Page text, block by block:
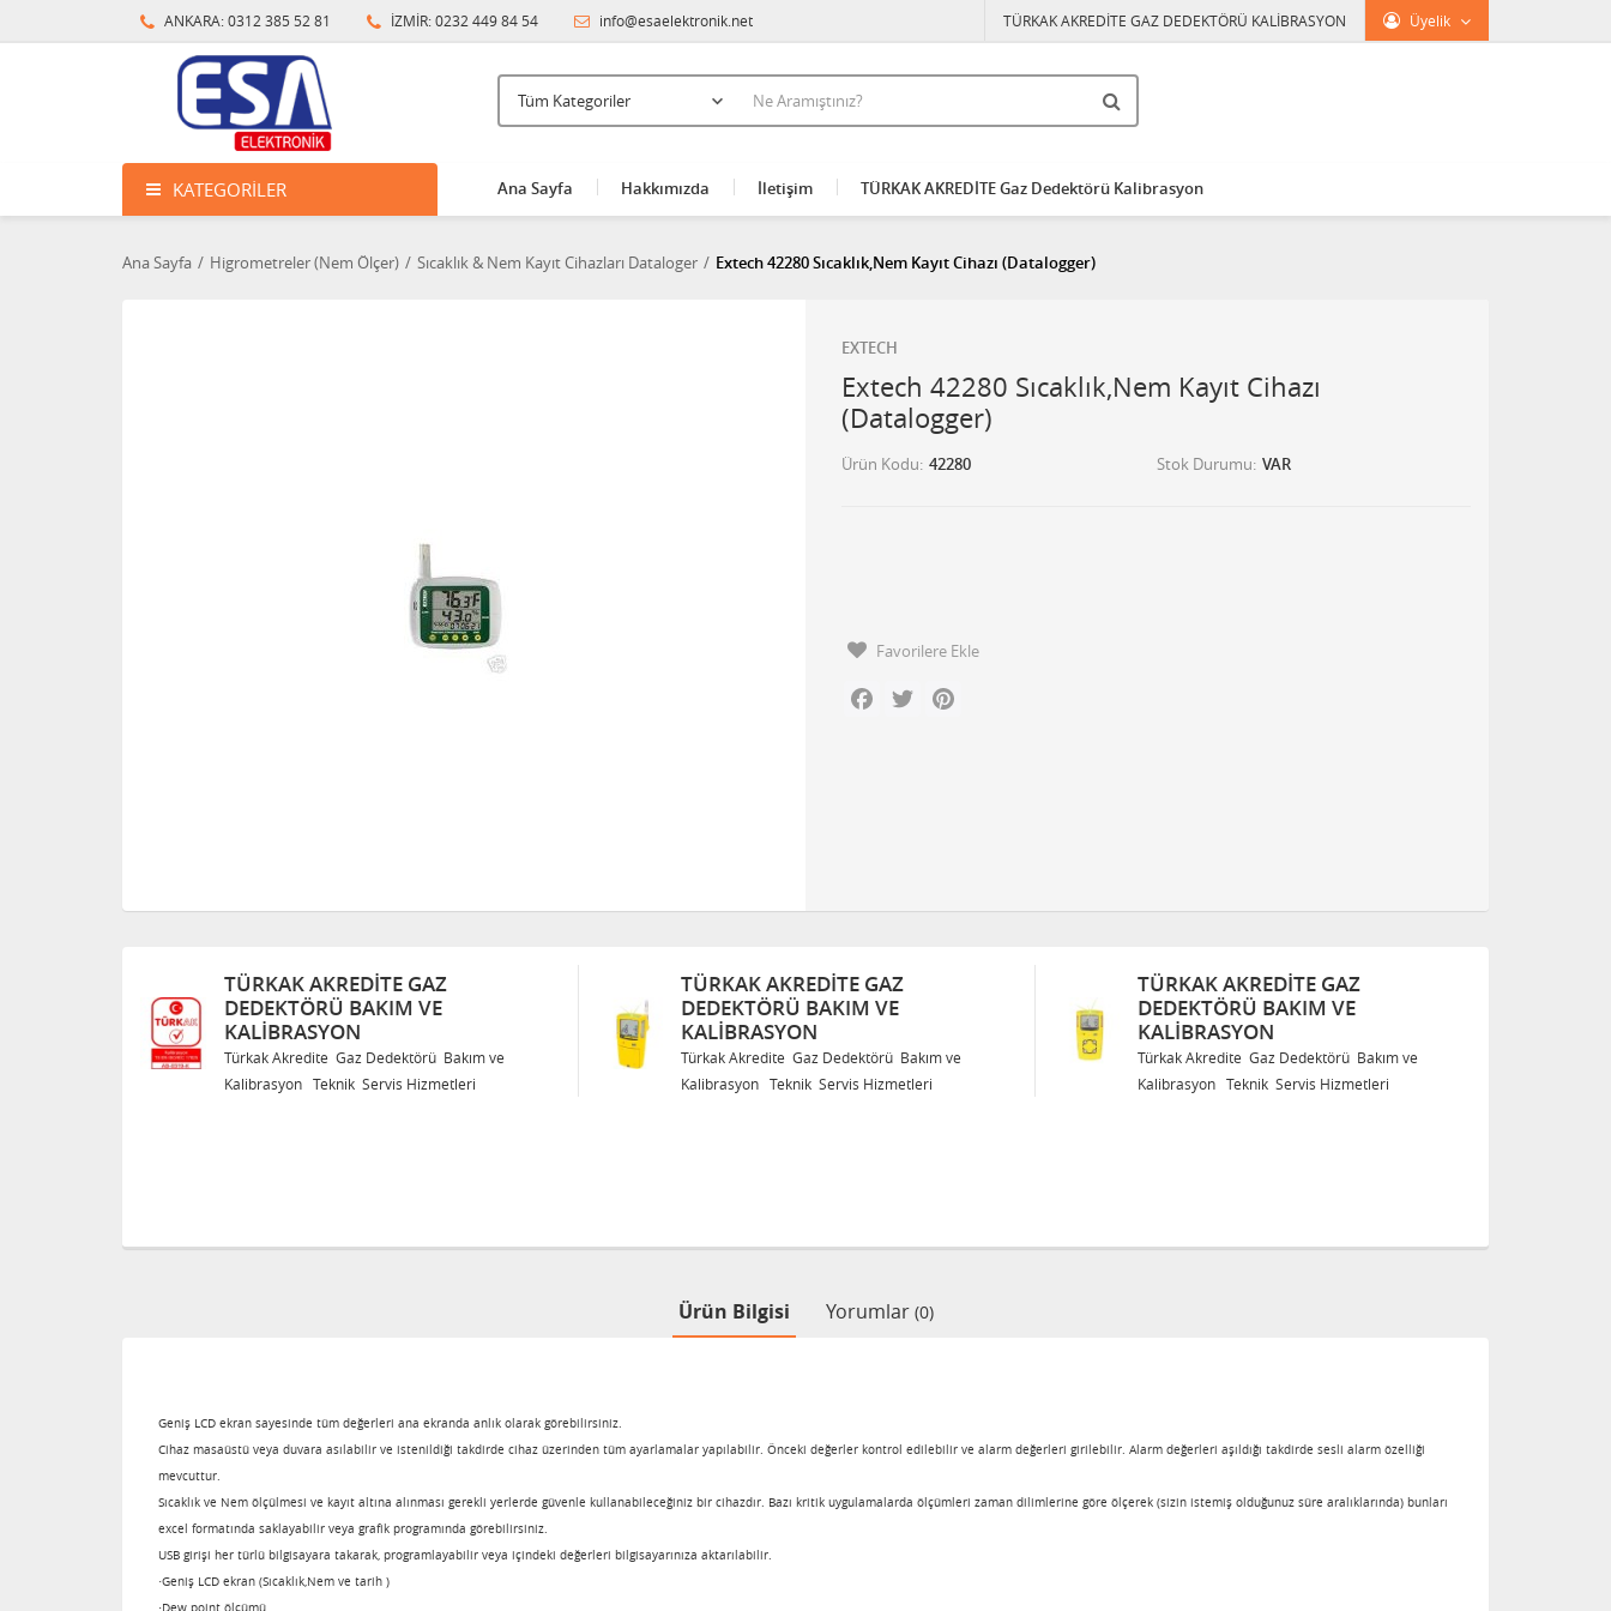
ANKARA: 0312 385 52 81 İZMİR: 0232 449 84 54 info@esaelektronik.net Üyelik
TÜRKAK AKREDİTE GAZ DEDEKTÖRÜ KALİBRASYON
KATEGORILER Ana Sayfa Hakkımızda İletişim TÜRKAK AKREDİTE Gaz Dedektörü Kalibrasyon
Ana Sayfa Higrometreler (Nem Ölçer) Sıcaklık & Nem Kayıt Cihazları Dataloger Extech 42280 Sıcaklık,Nem Kayıt Cihazı (Datalogger)
EXTECH
Extech 42280 Sıcaklık,Nem Kayıt Cihazı
(Datalogger)
Ürün Kodu 42280 Stok Durumu VAR
Favorilere Ekle
Facebook
Twitter
TÜRKAK AKREDITE GAZ
DEDEKTÖRÜ BAKIM VE
KALIBRASYON
Türkak Akredite Gaz Dedektörü Bakım ve
Kalibrasyon Teknik Servis Hizmetleri
TÜRKAK AKREDITE GAZ
DEDEKTÖRÜ BAKIM VE
KALIBRASYON
Türkak Akredite Gaz Dedektörü Bakım ve
Kalibrasyon Teknik Servis Hizmetleri
TÜRKAK AKREDITE GAZ
DEDEKTÖRÜ BAKIM VE
KALIBRASYON
Türkak Akredite Gaz Dedektörü Bakım ve
Kalibrasyon Teknik Servis Hizmetleri
Ürün Bilgisi Yorumlar (0)
Geniş LCD ekran sayesinde tüm değerleri ana ekranda anlık olarak görebilirsiniz.
Cihaz masaüstü veya duvara asılabilir ve istenildiği takdirde cihaz üzerinden tüm ayarlamalar yapılabilir. Önceki değerler kontrol edilebilir ve alarm değerleri girilebilir. Alarm değerleri aşıldığı takdirde sesli alarm özelliği
mevcuttur.
Sıcaklık ve Nem ölçülmesi ve kayıt altına alınması gerekli yerlerde güvenle kullanabileceğiniz bir cihazdır. Bazı kritik uygulamalarda ölçümleri zaman dilimlerine göre ölçerek (sizin istemiş olduğunuz süre aralıklarında) bunları
excel formatında saklayabilir veya grafik programında görebilirsiniz.
USB girişi her türlü bilgisayara takarak, programlayabilir veya içindeki değerleri bilgisayarınıza aktarılabilir.
·Geniş LCD ekran (Sıcaklık,Nem ve tarih )